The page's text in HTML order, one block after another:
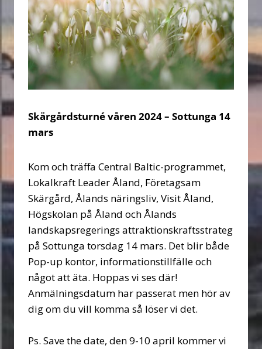
Skärgårdsturné våren 2024 – Sottunga 14
mars
Kom och träffa Central Baltic-programmet,
Lokalkraft Leader Åland, Företagsam
Skärgård, Ålands näringsliv, Visit Åland,
Högskolan på Åland och Ålands
landskapsregerings attraktionskraftsstrateg
på Sottunga torsdag 14 mars. Det blir både
Pop-up kontor, informationstillfälle och
något att äta. Hoppas vi ses där!
Anmälningsdatum har passerat men hör av
dig om du vill komma så löser vi det.
Ps. Save the date, den 9-10 april kommer vi